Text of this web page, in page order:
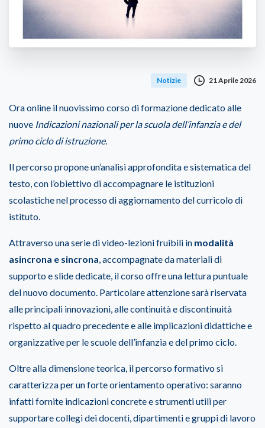
Notizie 21 Aprile 2026
Ora online il nuovissimo corso di formazione dedicato alle
nuove Indicazioni nazionali per la scuola dell’infanzia e del
primo ciclo di istruzione.
Il percorso propone un’analisi approfondita e sistematica del
testo, con l’obiettivo di accompagnare le istituzioni
scolastiche nel processo di aggiornamento del curricolo di
istituto.
Attraverso una serie di video-lezioni fruibili in modalità
asincrona e sincrona, accompagnate da materiali di
supporto e slide dedicate, il corso offre una lettura puntuale
del nuovo documento. Particolare attenzione sarà riservata
alle principali innovazioni, alle continuità e discontinuità
rispetto al quadro precedente e alle implicazioni didattiche e
organizzative per le scuole dell’infanzia e del primo ciclo.
Oltre alla dimensione teorica, il percorso formativo si
caratterizza per un forte orientamento operativo: saranno
infatti fornite indicazioni concrete e strumenti utili per
supportare collegi dei docenti, dipartimenti e gruppi di lavoro